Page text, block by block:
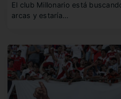
El club Millonario está
arcas y estaría…